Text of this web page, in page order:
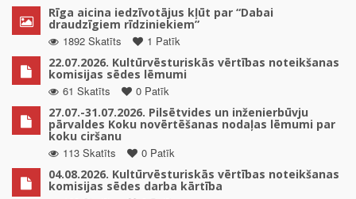
Rīga aicina iedzīvotājus kļūt par “Dabai
draudzīgiem rīdziniekiem”
1892 Skatīts
1 Patīk
22.07.2026. Kultūrvēsturiskās vērtības noteikšanas
komisijas sēdes lēmumi
61 Skatīts
0 Patīk
27.07.-31.07.2026. Pilsētvides un inženierbūvju
pārvaldes Koku novērtēšanas nodaļas lēmumi par
koku ciršanu
113 Skatīts
0 Patīk
04.08.2026. Kultūrvēsturiskās vērtības noteikšanas
komisijas sēdes darba kārtība